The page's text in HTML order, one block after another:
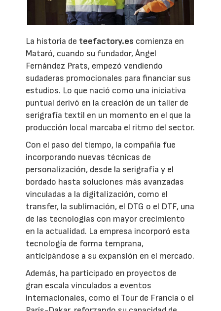
La historia de teefactory.es comienza en
Mataró, cuando su fundador, Ángel
Fernández Prats, empezó vendiendo
sudaderas promocionales para financiar sus
estudios. Lo que nació como una iniciativa
puntual derivó en la creación de un taller de
serigrafía textil en un momento en el que la
producción local marcaba el ritmo del sector.
Con el paso del tiempo, la compañía fue
incorporando nuevas técnicas de
personalización, desde la serigrafía y el
bordado hasta soluciones más avanzadas
vinculadas a la digitalización, como el
transfer, la sublimación, el DTG o el DTF, una
de las tecnologías con mayor crecimiento
en la actualidad. La empresa incorporó esta
tecnología de forma temprana,
anticipándose a su expansión en el mercado.
Además, ha participado en proyectos de
gran escala vinculados a eventos
internacionales, como el Tour de Francia o el